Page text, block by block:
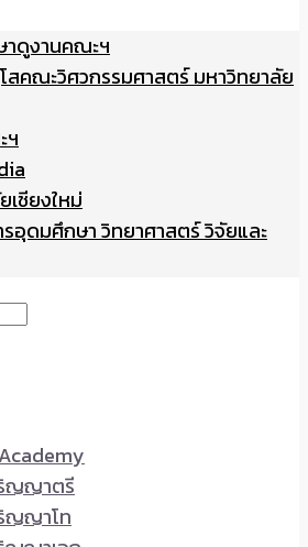
าดูงานคณะฯ
สคณะวิศวกรรมศาสตร์ มหาวิทยาลัย
ฯ
เชียงใหม่
รอุดมศึกษา วิทยาศาสตร์ วิจัยและ
ญญาตรี
ญญาโท